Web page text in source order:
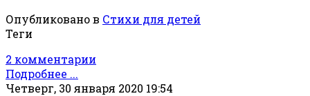
Опубликовано в Стихи для детей
Теги
2 комментарии
Подробнее ...
Четверг, 30 января 2020 19:54